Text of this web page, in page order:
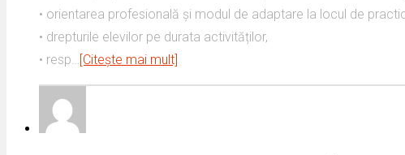
• orientarea profesională și modul de adaptare la locul de
• drepturile elevilor pe durata activităților,
• resp…
[Citește mai mult]